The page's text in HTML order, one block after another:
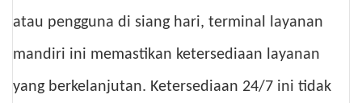
atau pengguna di siang hari, terminal layanan
mandiri ini memastikan ketersediaan layanan
yang berkelanjutan. Ketersediaan 24/7 ini tidak